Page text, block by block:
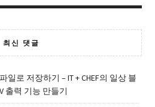
최신 댓글
일로 저장하기 – IT + CHEF의 일상 블
출력 기능 만들기